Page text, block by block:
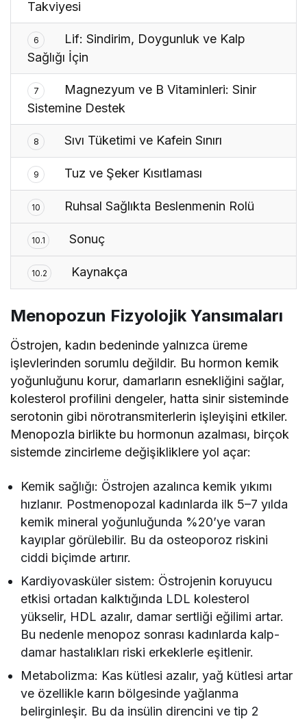
Takviyesi
6
Lif: Sindirim, Doygunluk ve Kalp
Sağlığı İçin
7
Magnezyum ve B Vitaminleri: Sinir
Sistemine Destek
8 Sıvı Tüketimi ve Kafein Sınırı
9 Tuz ve Şeker Kısıtlaması
10 Ruhsal Sağlıkta Beslenmenin Rolü
10.1 Sonuç
10.2 Kaynakça
Menopozun Fizyolojik Yansımaları
Östrojen, kadın bedeninde yalnızca üreme
işlevlerinden sorumlu değildir. Bu hormon kemik
yoğunluğunu korur, damarların esnekliğini sağlar,
kolesterol profilini dengeler, hatta sinir sisteminde
serotonin gibi nörotransmiterlerin işleyişini etkiler.
Menopozla birlikte bu hormonun azalması, birçok
sistemde zincirleme değişikliklere yol açar:
Kemik sağlığı: Östrojen azalınca kemik yıkımı
hızlanır. Postmenopozal kadınlarda ilk 5–7 yılda
kemik mineral yoğunluğunda %20’ye varan
kayıplar görülebilir. Bu da osteoporoz riskini
ciddi biçimde artırır.
Kardiyovasküler sistem: Östrojenin koruyucu
etkisi ortadan kalktığında LDL kolesterol
yükselir, HDL azalır, damar sertliği eğilimi artar.
Bu nedenle menopoz sonrası kadınlarda kalp-
damar hastalıkları riski erkeklerle eşitlenir.
Metabolizma: Kas kütlesi azalır, yağ kütlesi artar
ve özellikle karın bölgesinde yağlanma
belirginleşir. Bu da insülin direncini ve tip 2